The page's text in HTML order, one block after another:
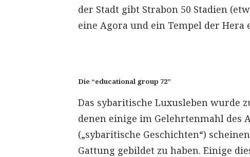
der Stadt gibt Strabon 50 Stadien
eine Agora und ein Tempel der Hera
Die “educational group 72”
Das sybaritische Luxusleben wurde
denen einige im Gelehrtenmahl des
(„sybaritische Geschichten“)
Gattung gebildet zu haben. Einige